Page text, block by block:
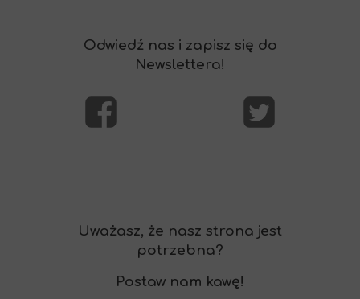
Odwiedź nas i zapisz się do
Newslettera!
Uważasz, że nasz strona jest
potrzebna?
Postaw nam kawę!